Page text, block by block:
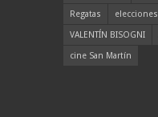
Regatas
elecciones
VALENTÍN BISOGNI
cine San Martín